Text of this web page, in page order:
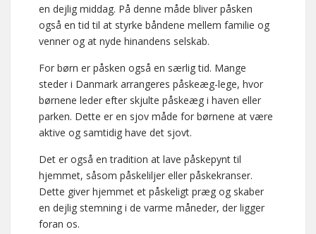
en dejlig middag. På denne måde bliver påsken
også en tid til at styrke båndene mellem familie og
venner og at nyde hinandens selskab.
For børn er påsken også en særlig tid. Mange
steder i Danmark arrangeres påskeæg-lege, hvor
børnene leder efter skjulte påskeæg i haven eller
parken. Dette er en sjov måde for børnene at være
aktive og samtidig have det sjovt.
Det er også en tradition at lave påskepynt til
hjemmet, såsom påskeliljer eller påskekranser.
Dette giver hjemmet et påskeligt præg og skaber
en dejlig stemning i de varme måneder, der ligger
foran os.